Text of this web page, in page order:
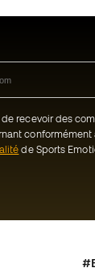
de recevoir des
conformément
de Sports